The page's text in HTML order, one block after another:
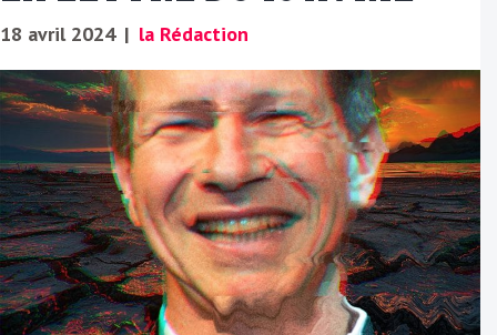
18 avril 2024 | la Rédaction